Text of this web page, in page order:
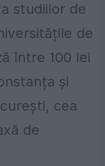
studiilor de
de
între 100 lei
și
cea
de